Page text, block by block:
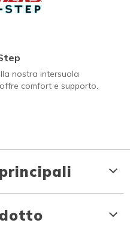
nostra intersuola
comfort e supporto.